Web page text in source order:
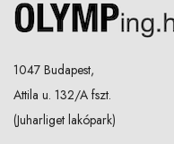
1047 Budapest,
Attila u. 132/A fszt.
(Juharliget lakópark)